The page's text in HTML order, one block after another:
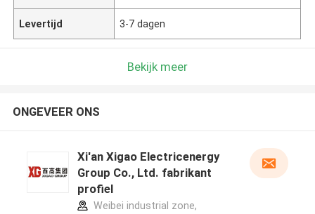
Levertijd 3-7 dagen
Bekijk meer
ONGEVEER ONS
Xi'an Xigao Electricenergy
Group Co., Ltd. fabrikant
profiel
Weibei industrial zone,